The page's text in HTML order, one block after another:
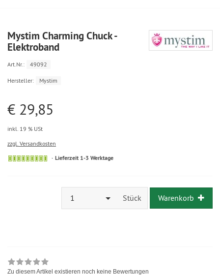
Mystim Charming Chuck -
Elektroband
Art.Nr.: 49092
Hersteller: Mystim
€ 29,85
inkl. 19 % USt
zzgl. Versandkosten
Lieferzeit 1-3 Werktage
1 Stück Warenkorb
Zu diesem Artikel existieren noch keine Bewertungen